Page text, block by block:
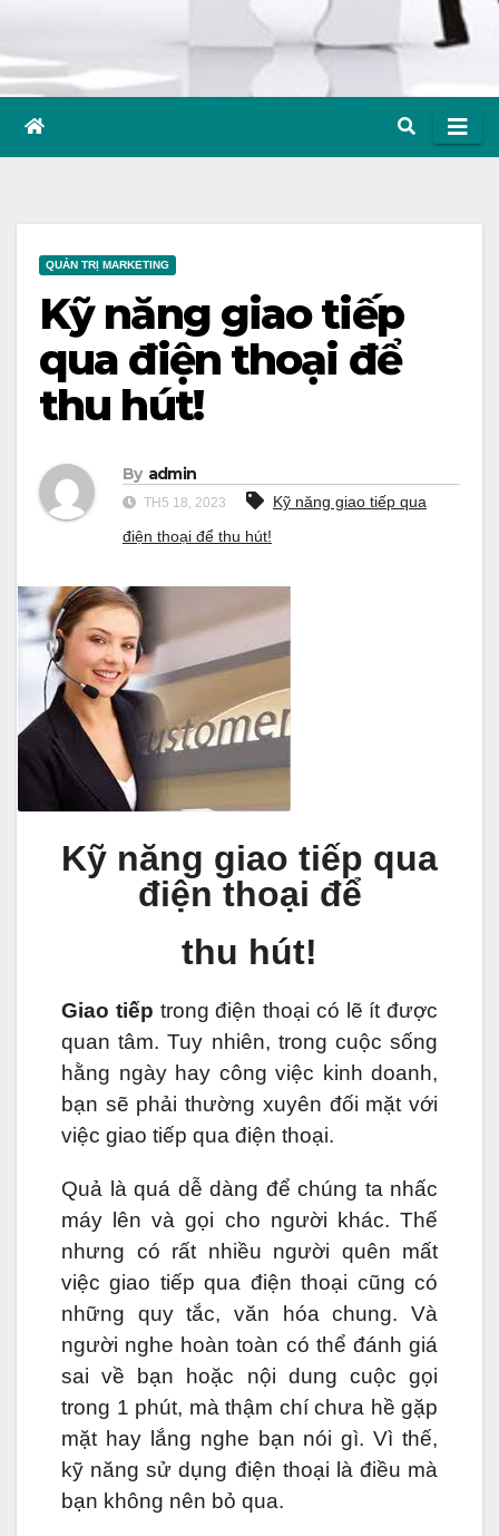
QUẢN TRỊ MARKETING
Kỹ năng giao tiếp
qua điện thoại để
thu hút!
By admin
TH5 18, 2023
Kỹ năng giao tiếp qua
điện thoại để thu hút!
Kỹ năng giao tiếp qua
điện thoại để
thu hút!
Giao tiếp trong điện thoại có lẽ ít được
quan tâm. Tuy nhiên, trong cuộc sống
hằng ngày hay công việc kinh doanh,
bạn sẽ phải thường xuyên đối mặt với
việc giao tiếp qua điện thoại.
Quả là quá dễ dàng để chúng ta nhấc
máy lên và gọi cho người khác. Thế
nhưng có rất nhiều người quên mất
việc giao tiếp qua điện thoại cũng có
những quy tắc, văn hóa chung. Và
người nghe hoàn toàn có thể đánh giá
sai về bạn hoặc nội dung cuộc gọi
trong 1 phút, mà thậm chí chưa hề gặp
mặt hay lắng nghe bạn nói gì. Vì thế,
kỹ năng sử dụng điện thoại là điều mà
bạn không nên bỏ qua.